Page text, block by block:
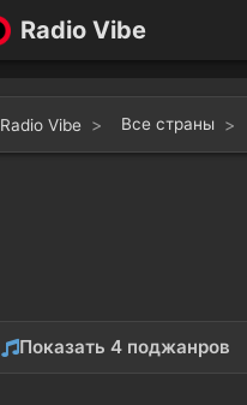
Radio Vibe
Radio Vibe Все страны
Показать 4 поджанров